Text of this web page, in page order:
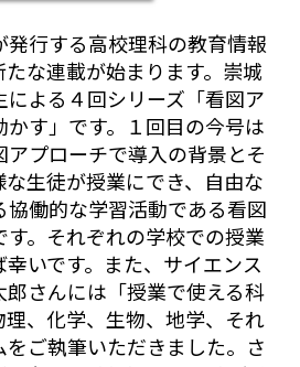
行する高校理科の教育情報
な連載が始まります。崇城
よる４回シリーズ「看図ア
す」です。１回目の今号は
アプローチで導入の背景とそ
生徒が授業にでき、自由な
働的な学習活動である看図
。それぞれの学校での授業
いです。また、サイエンス
郎さんには「授業で使える科
、化学、生物、地学、それ
ご執筆いただきました。さ